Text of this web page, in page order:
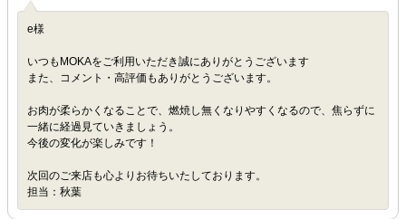
e様
いつもMOKAをご利用いただき誠にありがとうございます
また、コメント・高評価もありがとうございます。
お肉が柔らかくなることで、燃焼し無くなりやすくなるので、焦らずに
一緒に経過見ていきましょう。
今後の変化が楽しみです！
次回のご来店も心よりお待ちいたしております。
担当：秋葉